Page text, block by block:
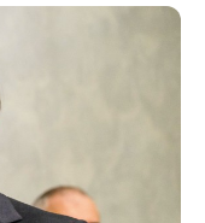
Абашева
нового
после